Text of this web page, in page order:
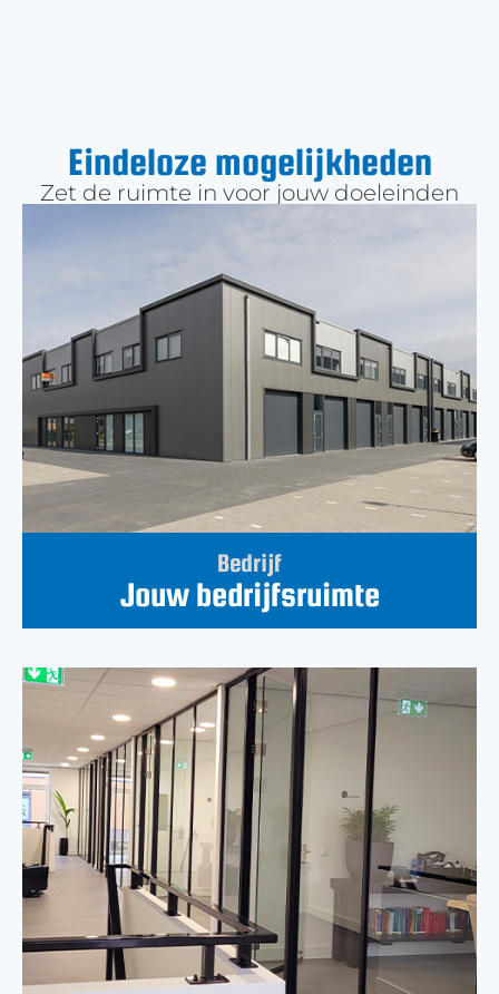
Eindeloze mogelijkheden
Zet de ruimte in voor jouw doeleinden
Bedrijf
Jouw bedrijfsruimte